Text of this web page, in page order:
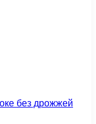
без дрожжей